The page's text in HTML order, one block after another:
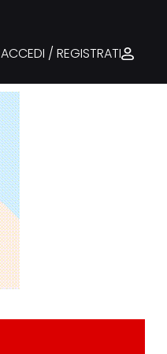
ACCEDI / REGISTRATI